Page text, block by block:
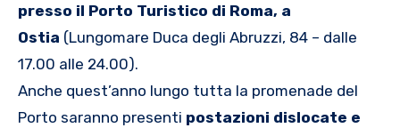
presso il Porto Turistico di Roma, a
Ostia (Lungomare Duca degli Abruzzi, 84 – dalle
17.00 alle 24.00).
Anche quest’anno lungo tutta la promenade del
Porto saranno presenti postazioni dislocate e